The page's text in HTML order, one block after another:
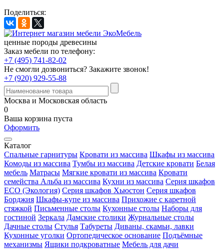
Поделиться:
ценные породы древесины
Заказ мебели по телефону:
+7 (495) 741-82-02
Не смогли дозвониться? Закажите звонок!
+7 (920) 929-55-88
Москва и Московская область
0
Ваша корзина пуста
Оформить
Каталог
Спальные гарнитуры Кровати из массива Шкафы из массива
Комоды из массива Тумбы из массива Детские кровати Белая
мебель Матрасы Мягкие кровати из массива Кровати
семейства Альба из массива Кухни из массива Серия шкафов
ECO (Экология) Серия шкафов Хьюстон Серия шкафов
Борджия Шкафы-купе из массива Прихожие с каретной
стяжкой Письменные столы Кухонные столы Наборы для
гостиной Зеркала Дамские столики Журнальные столы
Дачные столы Стулья Табуреты Диваны, скамьи, лавки
Кухонные уголки Ортопедическое основание Подъёмные
механизмы Ящики подкроватные Мебель для дачи